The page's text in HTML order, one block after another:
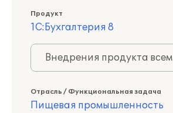
Продукт
1С:Бухгалтерия 8
Внедрения продукта
Отрасль / Функциональная задача
Пищевая промышленность